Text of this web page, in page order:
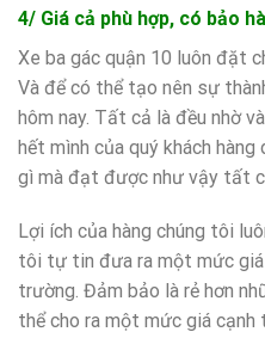
4/ Giá cả phù hợp, có bảo
Xe ba gác quận 10 luôn đặt
Và để có thể tạo nên sự
hôm nay. Tất cả là đều nhờ
hết mình của quý khách hàng
gì mà đạt được như vậy tất
Lợi ích của hàng chúng tôi
tôi tự tin đưa ra một mức giá
trường. Đảm bảo là rẻ hơn
thể cho ra một mức giá cạnh